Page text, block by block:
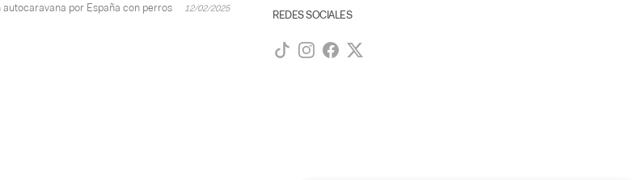
autocaravana por España con perros 12/02/2025 REDES SOCIALES